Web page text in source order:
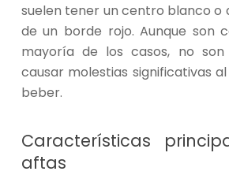
suelen tener un centro blanco o
de un borde rojo. Aunque son
mayoría de los casos, no son
causar molestias significativas
beber.
Características
aftas